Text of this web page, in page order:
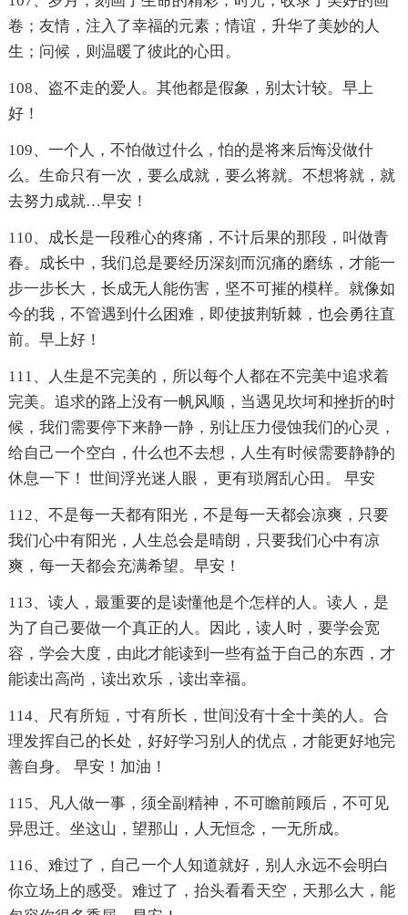
卷；友情，注入了幸福的元素；情谊，升华了美妙的人
生；问候，则温暖了彼此的心田。
108、盗不走的爱人。其他都是假象，别太计较。早上
好！
109、一个人，不怕做过什么，怕的是将来后悔没做什
么。生命只有一次，要么成就，要么将就。不想将就，就
去努力成就…早安！
110、成长是一段稚心的疼痛，不计后果的那段，叫做青
春。成长中，我们总是要经历深刻而沉痛的磨练，才能一
步一步长大，长成无人能伤害，坚不可摧的模样。就像如
今的我，不管遇到什么困难，即使披荆斩棘，也会勇往直
前。早上好！
111、人生是不完美的，所以每个人都在不完美中追求着
完美。追求的路上没有一帆风顺，当遇见坎坷和挫折的时
候，我们需要停下来静一静，别让压力侵蚀我们的心灵，
给自己一个空白，什么也不去想，人生有时候需要静静的
休息一下！ 世间浮光迷人眼， 更有琐屑乱心田。 早安
112、不是每一天都有阳光，不是每一天都会凉爽，只要
我们心中有阳光，人生总会是晴朗，只要我们心中有凉
爽，每一天都会充满希望。早安！
113、读人，最重要的是读懂他是个怎样的人。读人，是
为了自己要做一个真正的人。因此，读人时，要学会宽
容，学会大度，由此才能读到一些有益于自己的东西，才
能读出高尚，读出欢乐，读出幸福。
114、尺有所短，寸有所长，世间没有十全十美的人。合
理发挥自己的长处，好好学习别人的优点，才能更好地完
善自身。 早安！加油！
115、凡人做一事，须全副精神，不可瞻前顾后，不可见
异思迁。坐这山，望那山，人无恒念，一无所成。
116、难过了，自己一个人知道就好，别人永远不会明白
你立场上的感受。难过了，抬头看看天空，天那么大，能